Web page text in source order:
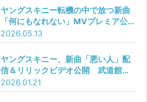
ヤングスキニー転機の中で放つ新曲
「何にもなれない」MVプレミア公
開
2026.05.13
ヤングスキニー、新曲「悪い人」配
信＆リリックビデオ公開 武道館ワ
ンマンはソールドアウト
2026.01.21